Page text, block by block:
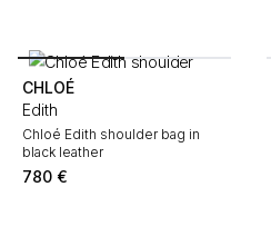
CHLOÉ
Edith
Chloé Edith shoulder bag in
black leather
780 €